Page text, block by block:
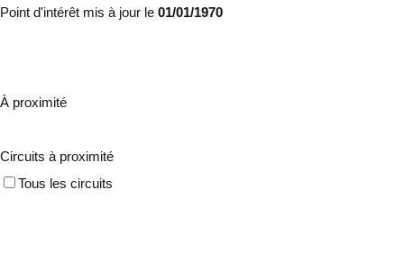
Point d'intérêt mis à jour le 01/01/1970
À proximité
Circuits à proximité
Tous les circuits